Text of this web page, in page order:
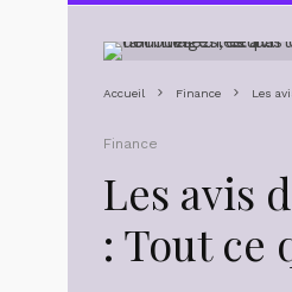
Accueil Finance Les
Finance
Les avis
: Tout ce